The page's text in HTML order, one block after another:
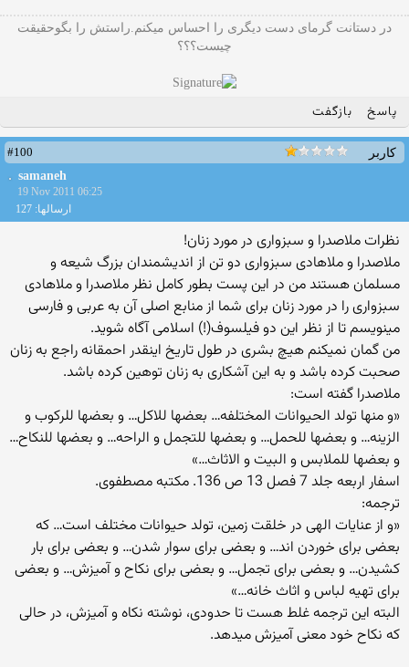
در دستانت گرمای دست دیگری را احساس میکنم.راستش را بگوحقیقت
چیست؟؟؟
پاسخ بازگفت
کاربر
#100
samaneh
19 Nov 2011 06:25
ارسالها: 127
نظرات ملاصدرا و سبزواری در مورد زنان!
ملاصدرا و ملاهادی سبزواری دو تن از اندیشمندان بزرگ شیعه و
مسلمان هستند من در این پست بطور کامل نظر ملاصدرا و ملاهادی
سبزواری را در مورد زنان برای شما از منابع اصلی آن به عربی و فارسی
مینویسم تا از نظر این دو فیلسوف(!) اسلامی آگاه شوید.
من گمان نمیکنم هیچ بشری در طول تاریخ اینقدر احمقانه راجع به زنان
صحبت کرده باشد و به این آشکاری به زنان توهین کرده باشد.
ملاصدرا گفته است:
«و منها تولد الحیوانات المختلفه… بعضها للاکل… و بعضها للرکوب و
الزینه… و بعضها للحمل… و بعضها للتجمل و الراحه… و بعضها للنکاح…
و بعضها للملابس و البیت و الاثاث…»
اسفار اربعه جلد 7 فصل 13 ص 136. مکتبه مصطفوی.
ترجمه:
«و از عنایات الهی در خلقت زمین، تولد حیوانات مختلف است… که
بعضی برای خوردن اند… و بعضی برای سوار شدن… و بعضی برای بار
کشیدن… و بعضی برای تجمل… و بعضی برای نکاح و آمیزش… و بعضی
برای تهیه لباس و اثاث خانه…»
البته این ترجمه غلط هست تا حدودی، نوشته نکاه و آمیزش، در حالی
که نکاح خود معنی آمیزش میدهد.